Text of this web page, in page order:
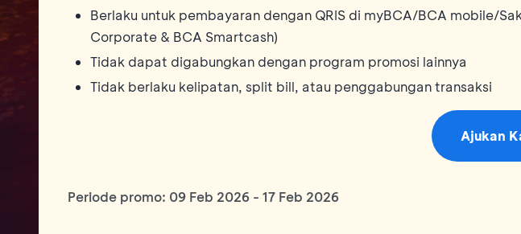
Berlaku untuk pembayaran dengan QRIS di myBCA/BCA mobile/
Corporate & BCA Smartcash)
Tidak dapat digabungkan dengan program promosi lainnya
Tidak berlaku kelipatan, split bill, atau penggabungan transaksi
Ajukan
Periode promo: 09 Feb 2026 - 17 Feb 2026